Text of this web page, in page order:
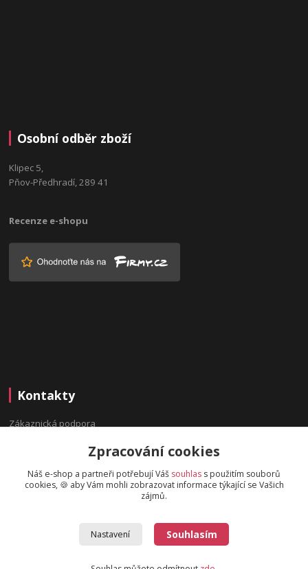
Osobní odběr zboží
Klipec 5,
Pňov-Předhradí, 289 41
Recenze e-shopu
Kontakty
Zákaznická podpora
info@bydleninavesnici.czZpracování cookies
Náš e-shop a partneři potřebují Váš souhlas s použitím souborů
cookies, 🍪 aby Vám mohli zobrazovat informace týkající se Vašich
zájmů.
Nastavení Souhlasím